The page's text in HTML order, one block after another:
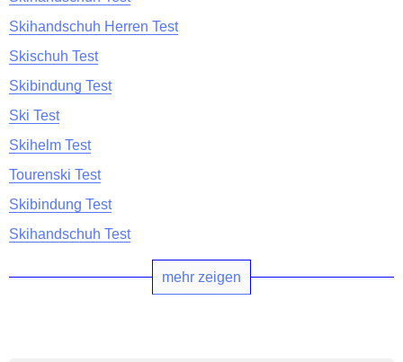
Skihandschuh Herren Test
Skischuh Test
Skibindung Test
Ski Test
Skihelm Test
Tourenski Test
Skibindung Test
Skihandschuh Test
mehr zeigen